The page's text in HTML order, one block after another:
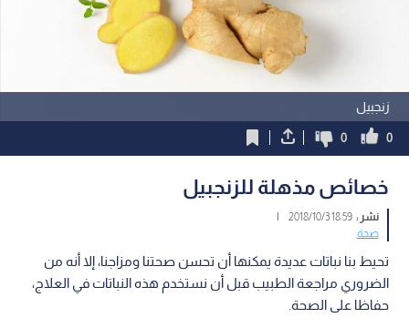
زنجبيل
0
0
خصائص مذهلة للزنجبيل
نشر :18:59 2018/10/3
|
صحة
تحيط بنا نباتات عديدة يمكنها أن تحسن صحتنا ومزاجنا، إلا أنه من
الضروري مراجعة الطبيب قبل أن نستخدم هذه النباتات في العلاج،
حفاظا على الصحة.